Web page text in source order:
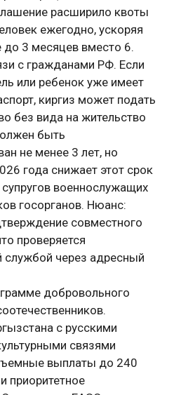
расширило квоты
ежегодно, ускоряя
до 3 месяцев вместо 6.
с гражданами РФ. Если
или ребенок уже имеет
киргиз может подать
без вида на жительство
быть
не менее 3 лет, но
года снижает этот срок
военнослужащих
госорганов. Нюанс:
совместного
проверяется
службой через адресный
добровольного
с русскими
связями
выплаты до 240
приоритетное